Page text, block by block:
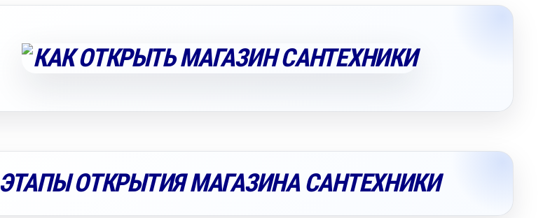
ЭТАПЫ ОТКРЫТИЯ МАГАЗИНА САНТЕХНИКИ